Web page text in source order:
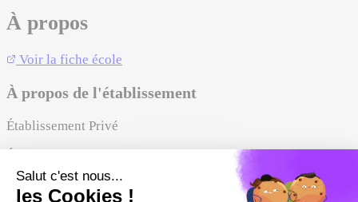
À propos
Voir la fiche école
À propos de l'établissement
Établissement Privé
École supérieure d'ostéopathie animale d'Annecy (ESOAA)
forme des ostéopathes animaliers à Seynod (Annecy) via des
formations professionnelles et journées portes ouvertes.